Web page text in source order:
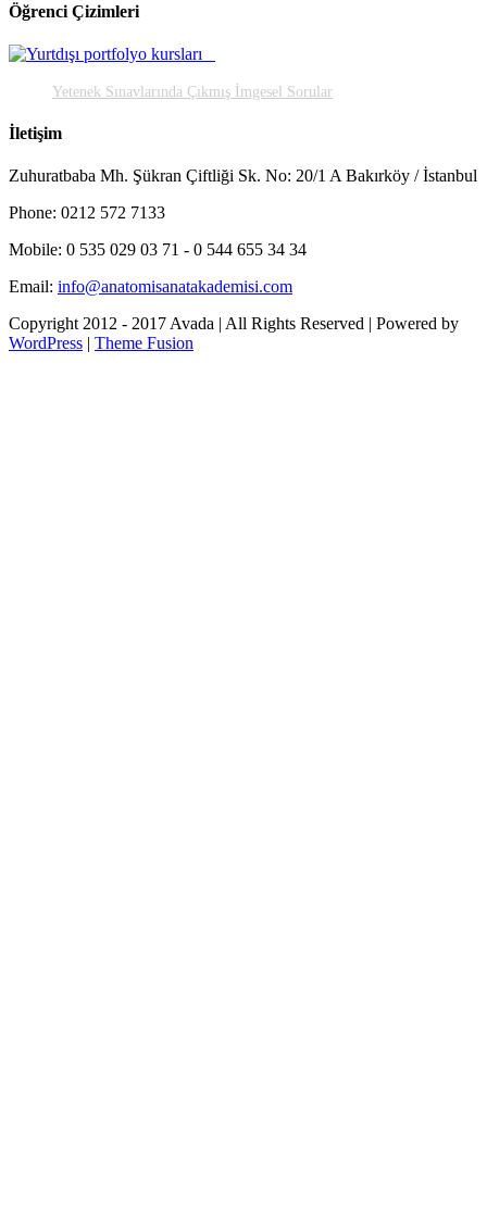
Öğrenci Çizimleri
Yetenek Sınavlarında Çıkmış İmgesel Sorular
İletişim
Zuhuratbaba Mh. Şükran Çiftliği Sk. No: 20/1 A Bakırköy / İstanbul
Phone: 0212 572 7133
Mobile: 0 535 029 03 71 - 0 544 655 34 34
Email: info@anatomisanatakademisi.com
Copyright 2012 - 2017 Avada | All Rights Reserved | Powered by
WordPress | Theme Fusion